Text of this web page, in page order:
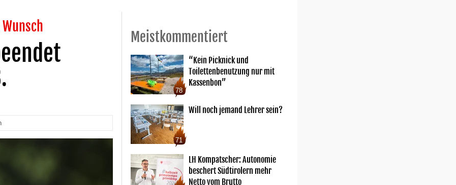
Meistkommentiert
78
“Kein Picknick und
Toilettenbenutzung nur mit
Kassenbon”
71
Will noch jemand Lehrer sein?
LH Kompatscher: Autonomie
beschert Südtirolern mehr
Netto vom Brutto